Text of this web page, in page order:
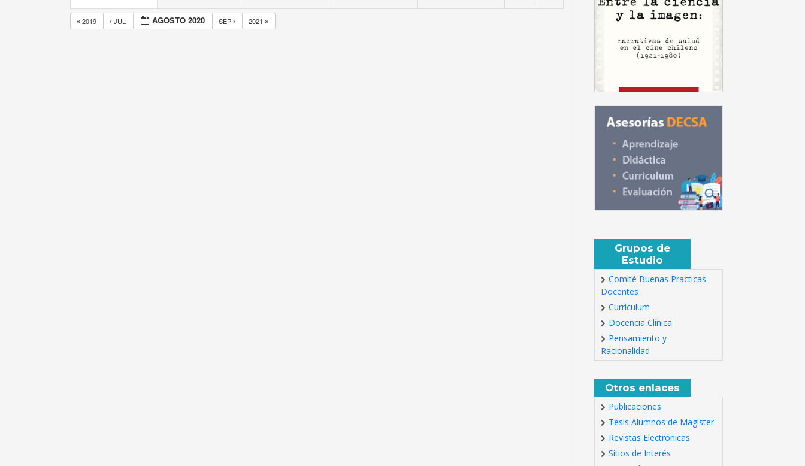
2019 JUL AGOSTO 2020 SEP 2021
Grupos de
Estudio
Comité Buenas Practicas
Docentes
Currículum
Docencia Clínica
Pensamiento y
Racionalidad
Otros enlaces
Publicaciones
Tesis Alumnos de Magíster
Revistas Electrónicas
Sitios de Interés